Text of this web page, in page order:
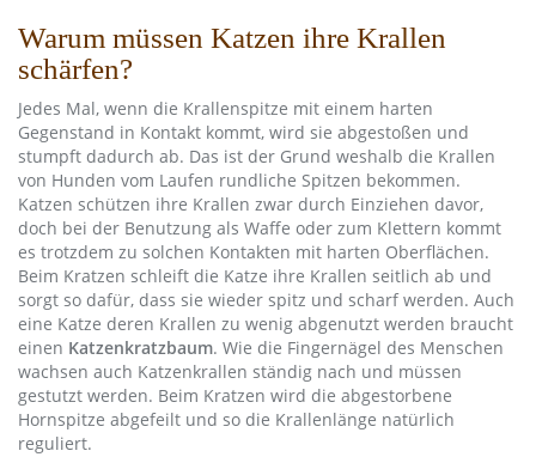
Warum müssen Katzen ihre Krallen
schärfen?
Jedes Mal, wenn die Krallenspitze mit einem harten
Gegenstand in Kontakt kommt, wird sie abgestoßen und
stumpft dadurch ab. Das ist der Grund weshalb die Krallen
von Hunden vom Laufen rundliche Spitzen bekommen.
Katzen schützen ihre Krallen zwar durch Einziehen davor,
doch bei der Benutzung als Waffe oder zum Klettern kommt
es trotzdem zu solchen Kontakten mit harten Oberflächen.
Beim Kratzen schleift die Katze ihre Krallen seitlich ab und
sorgt so dafür, dass sie wieder spitz und scharf werden. Auch
eine Katze deren Krallen zu wenig abgenutzt werden braucht
einen Katzenkratzbaum. Wie die Fingernägel des Menschen
wachsen auch Katzenkrallen ständig nach und müssen
gestutzt werden. Beim Kratzen wird die abgestorbene
Hornspitze abgefeilt und so die Krallenlänge natürlich
reguliert.